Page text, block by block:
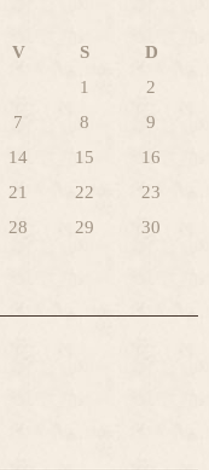
V S
D
1
2
7 8
9
14 15
16
21 22
23
28 29
30